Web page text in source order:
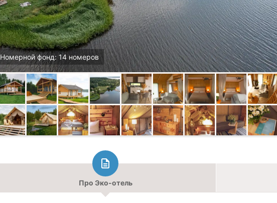
Номерной фонд: 14 номеров
Про Эко-отель